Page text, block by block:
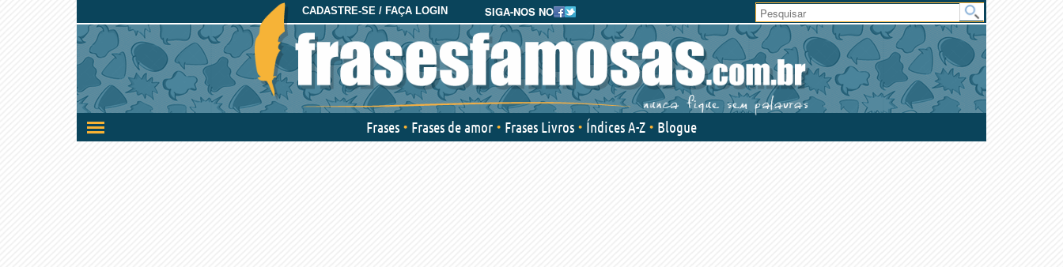
SIGA-NOS NO
CADASTRE-SE / FAÇA LOGIN
Ativar/desativar
a
Área
do
Usuário
Frases Frases de amor Frases Livros Índices A-Z Blogue